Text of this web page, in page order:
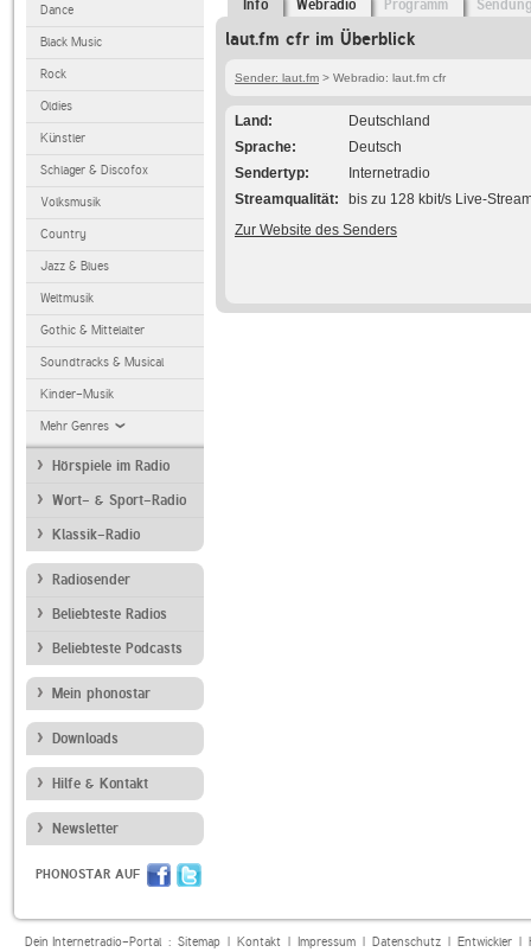
Dance
Black Music
Rock
Oldies
Künstler
Schlager & Discofox
Volksmusik
Country
Jazz & Blues
Weltmusik
Gothic & Mittelalter
Soundtracks & Musical
Kinder-Musik
Mehr Genres
Hörspiele im Radio
Wort- & Sport-Radio
Klassik-Radio
Radiosender
Beliebteste Radios
Beliebteste Podcasts
Mein phonostar
Downloads
Hilfe & Kontakt
Newsletter
PHONOSTAR AUF
Info Webradio Programm
laut.fm cfr im Überblick
Sender: laut.fm > Webradio: laut.fm cfr
Land
Deutschland
Sprache
Deutsch
Sendertyp
Internetradio
Streamqualität
bis zu 128 kbit/s Live-
Zur Website des Senders
Dein Internetradio-Portal : Sitemap| Kontakt| Impressum| Datenschutz| Entwickler|